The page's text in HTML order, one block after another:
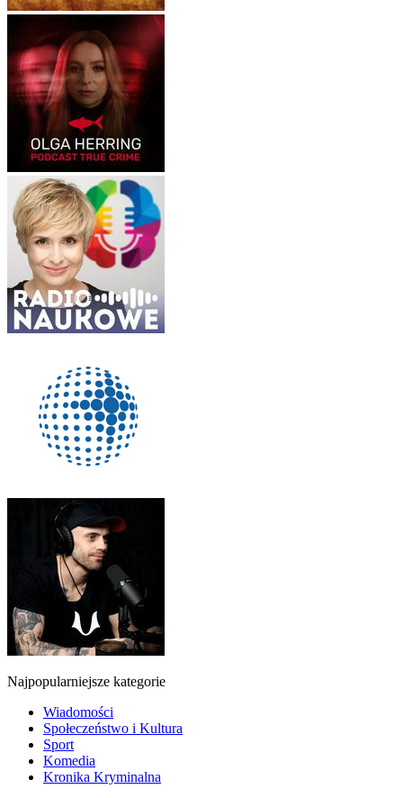
Najpopularniejsze kategorie
Wiadomości
Społeczeństwo i Kultura
Sport
Komedia
Kronika Kryminalna